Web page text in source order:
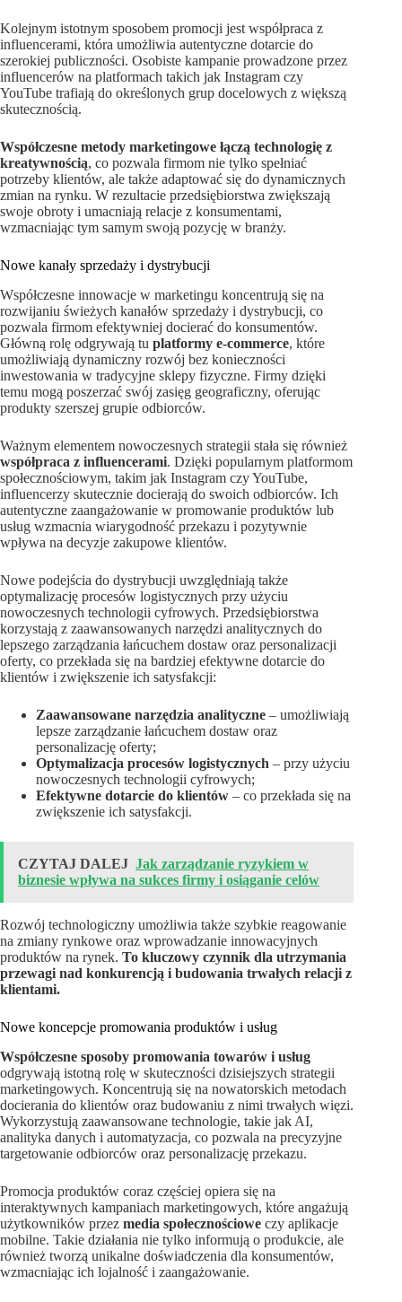
Kolejnym istotnym sposobem promocji jest współpraca z
influencerami, która umożliwia autentyczne dotarcie do
szerokiej publiczności. Osobiste kampanie prowadzone przez
influencerów na platformach takich jak Instagram czy
YouTube trafiają do określonych grup docelowych z większą
skutecznością.
Współczesne metody marketingowe łączą technologię z
kreatywnością, co pozwala firmom nie tylko spełniać
potrzeby klientów, ale także adaptować się do dynamicznych
zmian na rynku. W rezultacie przedsiębiorstwa zwiększają
swoje obroty i umacniają relacje z konsumentami,
wzmacniając tym samym swoją pozycję w branży.
Nowe kanały sprzedaży i dystrybucji
Współczesne innowacje w marketingu koncentrują się na
rozwijaniu świeżych kanałów sprzedaży i dystrybucji, co
pozwala firmom efektywniej docierać do konsumentów.
Główną rolę odgrywają tu platformy e-commerce, które
umożliwiają dynamiczny rozwój bez konieczności
inwestowania w tradycyjne sklepy fizyczne. Firmy dzięki
temu mogą poszerzać swój zasięg geograficzny, oferując
produkty szerszej grupie odbiorców.
Ważnym elementem nowoczesnych strategii stała się również
współpraca z influencerami. Dzięki popularnym platformom
społecznościowym, takim jak Instagram czy YouTube,
influencerzy skutecznie docierają do swoich odbiorców. Ich
autentyczne zaangażowanie w promowanie produktów lub
usług wzmacnia wiarygodność przekazu i pozytywnie
wpływa na decyzje zakupowe klientów.
Nowe podejścia do dystrybucji uwzględniają także
optymalizację procesów logistycznych przy użyciu
nowoczesnych technologii cyfrowych. Przedsiębiorstwa
korzystają z zaawansowanych narzędzi analitycznych do
lepszego zarządzania łańcuchem dostaw oraz personalizacji
oferty, co przekłada się na bardziej efektywne dotarcie do
klientów i zwiększenie ich satysfakcji:
Zaawansowane narzędzia analityczne – umożliwiają
lepsze zarządzanie łańcuchem dostaw oraz
personalizację oferty;
Optymalizacja procesów logistycznych – przy użyciu
nowoczesnych technologii cyfrowych;
Efektywne dotarcie do klientów – co przekłada się na
zwiększenie ich satysfakcji.
CZYTAJ DALEJ Jak zarządzanie ryzykiem w
biznesie wpływa na sukces firmy i osiąganie celów
Rozwój technologiczny umożliwia także szybkie reagowanie
na zmiany rynkowe oraz wprowadzanie innowacyjnych
produktów na rynek. To kluczowy czynnik dla utrzymania
przewagi nad konkurencją i budowania trwałych relacji z
klientami.
Nowe koncepcje promowania produktów i usług
Współczesne sposoby promowania towarów i usług
odgrywają istotną rolę w skuteczności dzisiejszych strategii
marketingowych. Koncentrują się na nowatorskich metodach
docierania do klientów oraz budowaniu z nimi trwałych więzi.
Wykorzystują zaawansowane technologie, takie jak AI,
analityka danych i automatyzacja, co pozwala na precyzyjne
targetowanie odbiorców oraz personalizację przekazu.
Promocja produktów coraz częściej opiera się na
interaktywnych kampaniach marketingowych, które angażują
użytkowników przez media społecznościowe czy aplikacje
mobilne. Takie działania nie tylko informują o produkcie, ale
również tworzą unikalne doświadczenia dla konsumentów,
wzmacniając ich lojalność i zaangażowanie.